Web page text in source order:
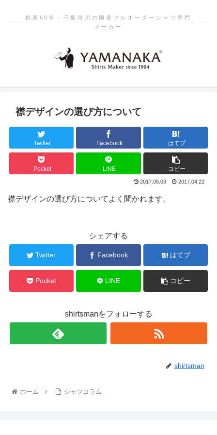
創業60年・千葉市川の国産フルオーダーシャツ専門
メーカー
襟デザインの選び方について
Twitter Facebook はてブ
Pocket LINE コピー
2017.05.03 2017.04.22
襟デザインの選び方についてよく聞かれます。
シェアする
Twitter Facebook はてブ
Pocket LINE コピー
shirtsmanをフォローする
shirtsman
ホーム シャツコラム